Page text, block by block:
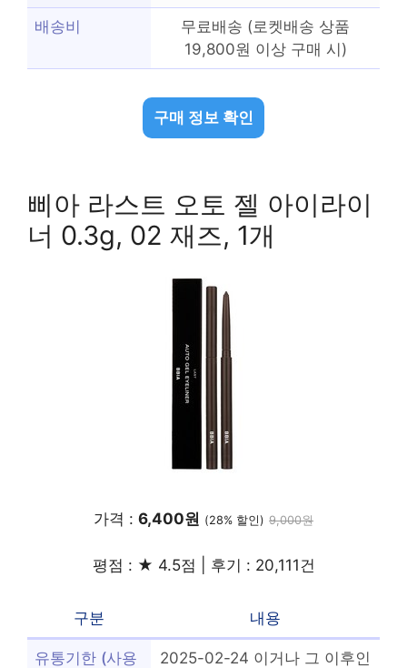
배송비
무료배송 (로켓배송 상품
19,800원 이상 구매 시)
구매 정보 확인
삐아 라스트 오토 젤 아이라이
너 0.3g, 02 재즈, 1개
가격 : 6,400원 (28% 할인) 9,000원
평점 : ★ 4.5점 | 후기 : 20,111건
구분 내용
유통기한 (사용 2025-02-24 이거나 그 이후인